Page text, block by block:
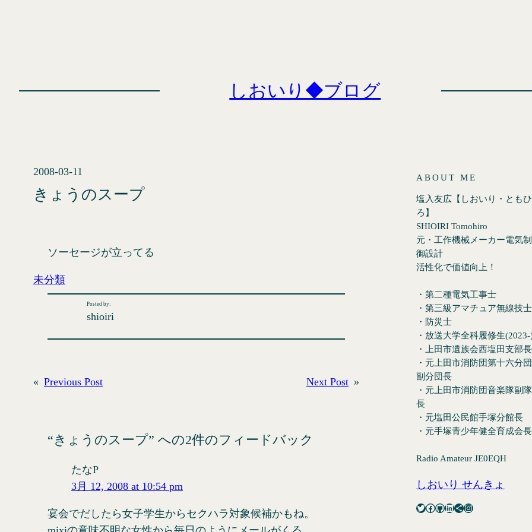
しおいり◆ブログ
2008-03-11
きょうのスープ
ソーセージが立ってる
未分類
Posted by:
shioiri
« Previous Post Next Post »
“きょうのスープ” への2件のフィードバック
たなP
3月 12, 2008 at 10:54 pm
宴会でだしたら女子学生からセクハラ対象候補かもね。
ABOUT ME
塩入友広【しおいり・ともひ
ろ】
SHIOIRI Tomohiro
元・工作機械メーカー電気制
御設計
活性化で価値向上！
・第二種電気工事士
・第三級アマチュア無線技士
・防災士
・放送大学全科履修生(2023-
・上田市遺族会西塩田支部長
・元上田市消防団第十六分団
副分団長
・元上田市消防団音楽隊副隊
長
・元塩田公民館手塚分館長
・元手塚青少年健全育成会長
Radio Amateur JE0EQH
しおいり せんきょ
Twitter Facebook GitHub LinkedIn Share Icon Instagram